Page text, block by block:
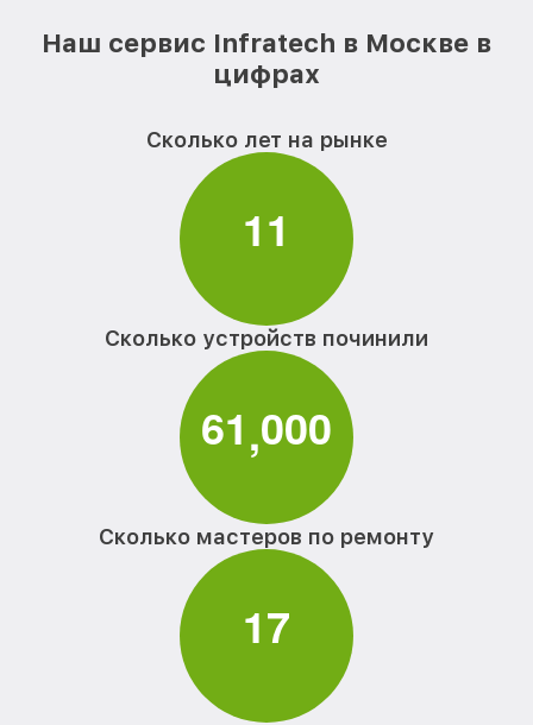
Наш сервис Infratech в Москве в
цифрах
Сколько лет на рынке
11
Сколько устройств починили
61,000
Сколько мастеров по ремонту
17